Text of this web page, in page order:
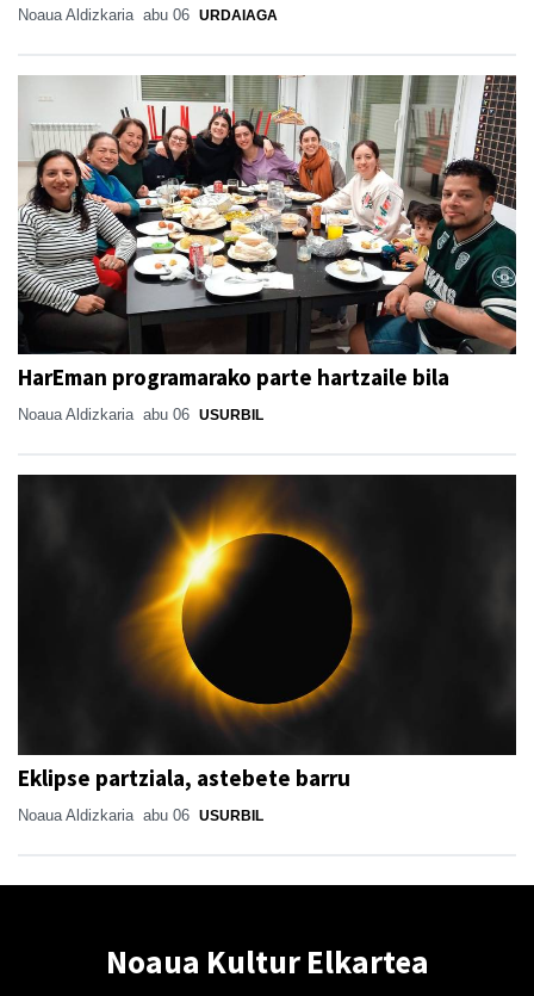
Noaua Aldizkaria abu 06 URDAIAGA
HarEman programarako parte hartzaile bila
Noaua Aldizkaria abu 06 USURBIL
Eklipse partziala, astebete barru
Noaua Aldizkaria abu 06 USURBIL
Noaua Kultur Elkartea